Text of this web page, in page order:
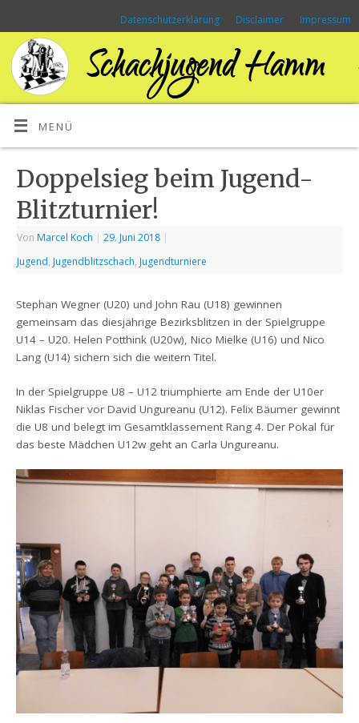
Datenschutzerklärung Disclaimer Impressum
MENÜ
Doppelsieg beim Jugend-
Blitzturnier!
Von Marcel Koch | 29. Juni 2018 |
Jugend, Jugendblitzschach, Jugendturniere
Stephan Wegner (U20) und John Rau (U18) gewinnen
gemeinsam das diesjährige Bezirksblitzen in der Spielgruppe
U14 – U20. Helen Potthink (U20w), Nico Mielke (U16) und Nico
Lang (U14) sichern sich die weitern Titel.
In der Spielgruppe U8 – U12 triumphierte am Ende der U10er
Niklas Fischer vor David Ungureanu (U12). Felix Bäumer gewinnt
die U8 und belegt im Gesamtklassement Rang 4. Der Pokal für
das beste Mädchen U12w geht an Carla Ungureanu.